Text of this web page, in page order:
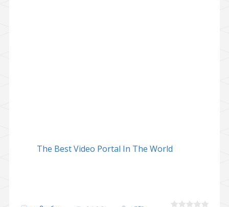
The Best Video Portal In The World